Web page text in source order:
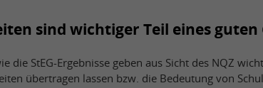
sind wichtiger Teil eines guten
die StEG-Ergebnisse geben aus Sicht des NQZ
übertragen lassen bzw. die Bedeutung von